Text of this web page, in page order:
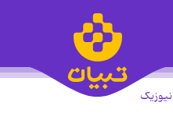
نیوزیک